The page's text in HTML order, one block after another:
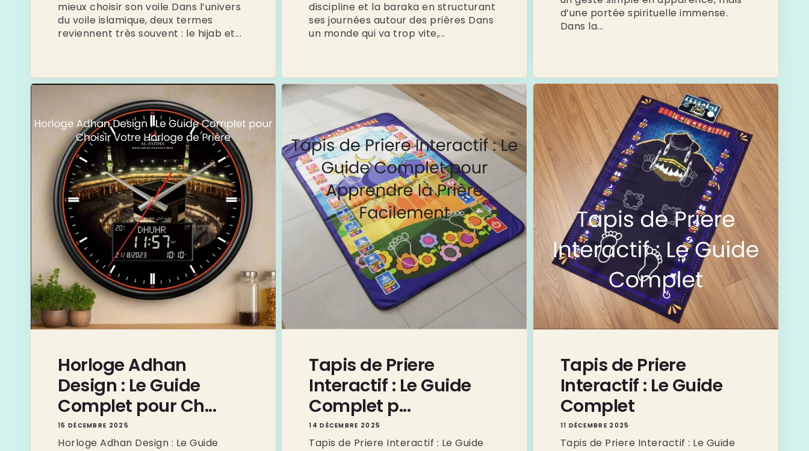
mieux choisir son voile Dans l’univers
du voile islamique, deux termes
reviennent très souvent : le hijab et...
discipline et la baraka en structurant
ses journées autour des prières Dans
un monde qui va trop vite,...
d’une portée spirituelle immense.
Dans la...
Horloge Adhan
Design : Le Guide
Complet pour Ch...
15 DÉCEMBRE 2025
Horloge Adhan Design : Le Guide
Tapis de Priere
Interactif : Le Guide
Complet p...
14 DÉCEMBRE 2025
Tapis de Priere Interactif : Le Guide
Tapis de Priere
Interactif : Le Guide
Complet
11 DÉCEMBRE 2025
Tapis de Priere Interactif : Le Guide